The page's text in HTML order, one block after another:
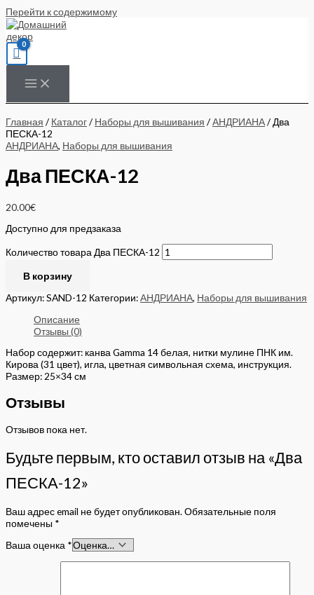
Перейти к содержимому
Главная / Каталог/ Наборы для вышивания /АНДРИАНА/ Два
ПЕСКА-12
АНДРИАНА, Наборы для вышивания
Два ПЕСКА-12
20.00€
Доступно для предзаказа
Количество товара Два ПЕСКА-12
В корзину
Артикул:SAND-12 Категории:АНДРИАНА, Наборы для вышивания
Описание
Отзывы (0)
Набор содержит: канва Gamma 14 белая, нитки мулине ПНК им.
Кирова (31 цвет), игла, цветная символьная схема, инструкция.
Размер: 25×34 см
Отзывы
Отзывов пока нет.
Будьте первым, кто оставил отзыв на «Два
ПЕСКА-12»
Ваш адрес email не будет опубликован.Обязательные поля
помечены *
Ваша оценка *